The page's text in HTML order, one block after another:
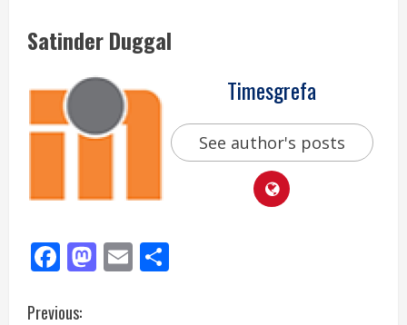
Satinder Duggal
Timesgrefa
See author's posts
Facebook
Mastodon
Email
Previous: